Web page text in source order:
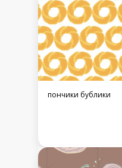
пончики бублики